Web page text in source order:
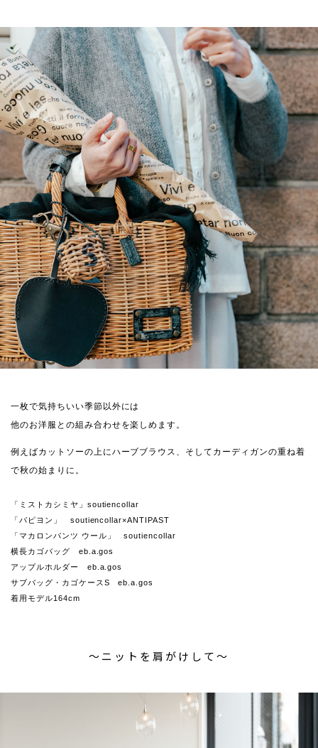
一枚で気持ちいい季節以外には
他のお洋服との組み合わせを楽しめます。
例えばカットソーの上にハーブブラウス、そしてカーディガンの重ね着
で秋の始まりに。
「ミストカシミヤ」soutiencollar
「パピヨン」 soutiencollar×ANTIPAST
「マカロンパンツ ウール」 soutiencollar
横長カゴバッグ eb.a.gos
アップルホルダー eb.a.gos
サブバッグ・カゴケースS eb.a.gos
着用モデル164cm
〜ニットを肩がけして〜